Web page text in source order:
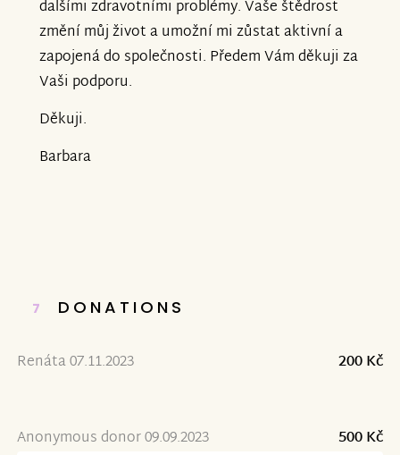
dalšími zdravotními problémy. Vaše štědrost
změní můj život a umožní mi zůstat aktivní a
zapojená do společnosti. Předem Vám děkuji za
Vaši podporu.
Děkuji.
Barbara
7 DONATIONS
Renáta 07.11.2023 200 Kč
Anonymous donor 09.09.2023
500 Kč